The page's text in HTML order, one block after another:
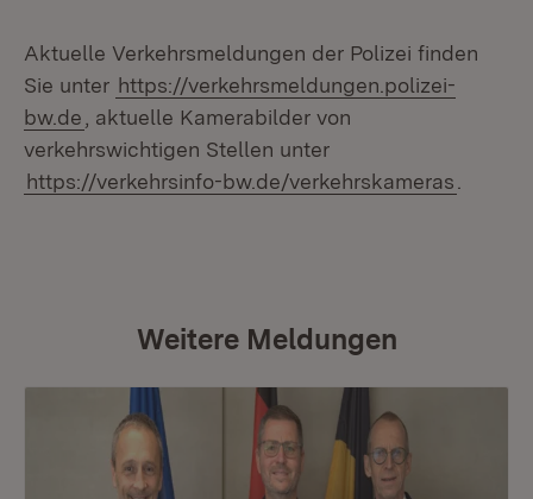
Aktuelle Verkehrsmeldungen der Polizei finden
Sie unter https://verkehrsmeldungen.polizei-
bw.de
, aktuelle Kamerabilder von
verkehrswichtigen Stellen unter
https://verkehrsinfo-bw.de/verkehrskameras
Weitere Meldungen